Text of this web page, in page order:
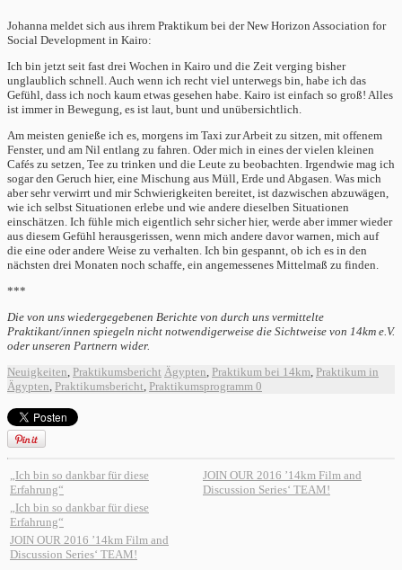
Johanna meldet sich aus ihrem Praktikum bei der New Horizon Association for
Social Development in Kairo:
Ich bin jetzt seit fast drei Wochen in Kairo und die Zeit verging bisher
unglaublich schnell. Auch wenn ich recht viel unterwegs bin, habe ich das
Gefühl, dass ich noch kaum etwas gesehen habe. Kairo ist einfach so groß! Alles
ist immer in Bewegung, es ist laut, bunt und unübersichtlich.
Am meisten genieße ich es, morgens im Taxi zur Arbeit zu sitzen, mit offenem
Fenster, und am Nil entlang zu fahren. Oder mich in eines der vielen kleinen
Cafés zu setzen, Tee zu trinken und die Leute zu beobachten. Irgendwie mag ich
sogar den Geruch hier, eine Mischung aus Müll, Erde und Abgasen. Was mich
aber sehr verwirrt und mir Schwierigkeiten bereitet, ist dazwischen abzuwägen,
wie ich selbst Situationen erlebe und wie andere dieselben Situationen
einschätzen. Ich fühle mich eigentlich sehr sicher hier, werde aber immer wieder
aus diesem Gefühl herausgerissen, wenn mich andere davor warnen, mich auf
die eine oder andere Weise zu verhalten. Ich bin gespannt, ob ich es in den
nächsten drei Monaten noch schaffe, ein angemessenes Mittelmaß zu finden.
***
Die von uns wiedergegebenen Berichte von durch uns vermittelte
Praktikant/innen spiegeln nicht notwendigerweise die Sichtweise von 14km e.V.
oder unseren Partnern wider.
Neuigkeiten Praktikumsbericht Ägypten Praktikum bei 14km Praktikum in
Ägypten Praktikumsbericht Praktikumsprogramm 0
„Ich bin so dankbar für diese
Erfahrung“
JOIN OUR 2016 ’14km Film and
Discussion Series‘ TEAM!
„Ich bin so dankbar für diese
Erfahrung“
JOIN OUR 2016 ’14km Film and
Discussion Series‘ TEAM!